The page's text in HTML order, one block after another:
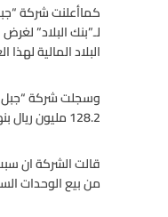
كماأعلنت شركة
البلاد المالية لهذا
وسجلت شركة “جبل
128.2 مليون ريال بنهاية الربع الأول 2018، مقارنة بخسائر 63.4 مليون ريال تم تحقيقها خلال نفس الفترة من الربع الأول
قالت الشركة ان
من بيع الوحدات